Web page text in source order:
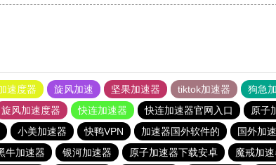
速度器 旋风加速 坚果加速器 tiktok加速器 狗急
旋风加速度器 快连加速器 快连加速器官网入口 原子
小美加速器 快鸭VPN 加速器国外软件的 国外加
牛加速器 银河加速器 原子加速器下载安卓 魔戒加速